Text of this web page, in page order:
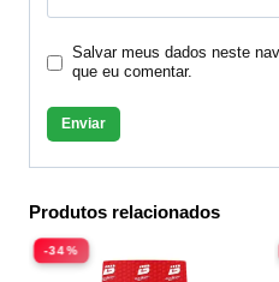
Salvar meus dados neste
que eu comentar.
Produtos relacionados
-34%